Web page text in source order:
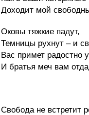
Доходит мой
Оковы тяжкие падут,
Темницы рухнут – и
Вас примет радостно
И братья меч вам
Свобода не встретит